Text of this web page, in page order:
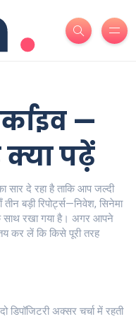
—
पढ़ें
दे रहा है ताकि आप जल्दी
बड़ी रिपोर्ट्स—निवेश, सिनेमा
साथ रखा गया है। अगर आपने
कर लें कि किसे पूरी तरह
डिपॉजिटरी अक्सर चर्चा में रहती